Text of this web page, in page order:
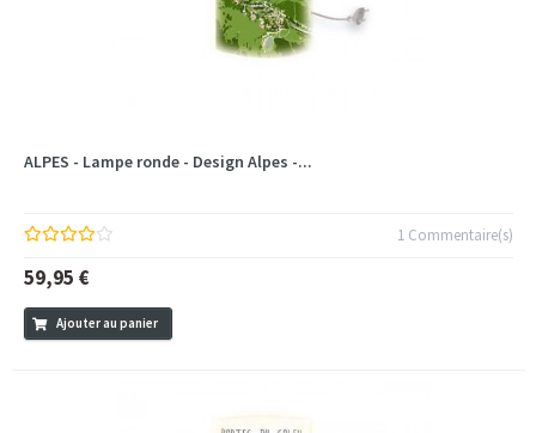
ALPES - Lampe ronde - Design Alpes -...
1 Commentaire(s)
59,95 €
Ajouter au panier